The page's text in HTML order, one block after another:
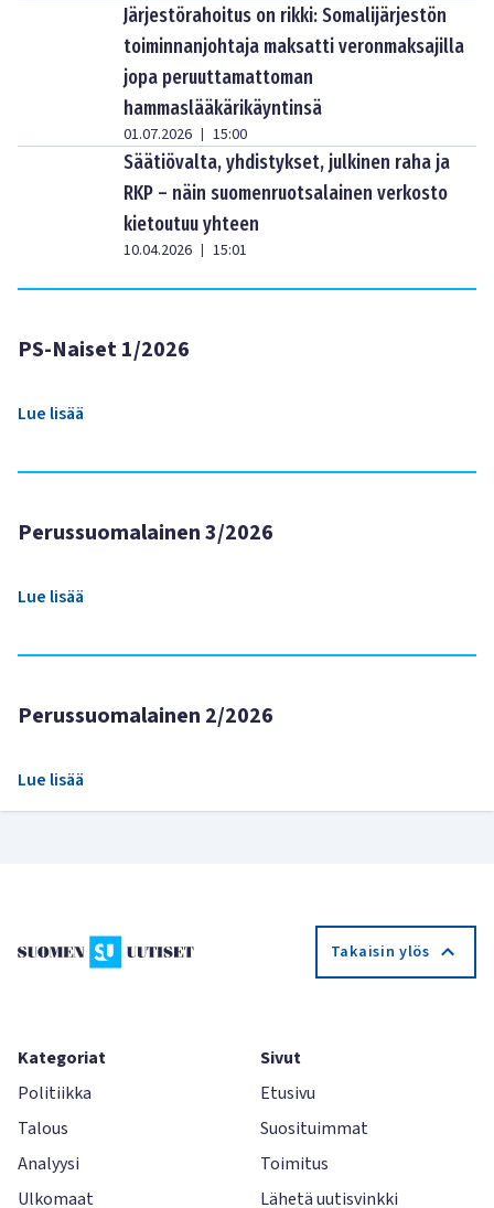
Järjestörahoitus on rikki: Somalijärjestön
toiminnanjohtaja maksatti veronmaksajilla
jopa peruuttamattoman
hammaslääkärikäyntinsä
01.07.2026 | 15:00
Säätiövalta, yhdistykset, julkinen raha ja
RKP – näin suomenruotsalainen verkosto
kietoutuu yhteen
10.04.2026 | 15:01
PS-Naiset 1/2026
Lue lisää
Perussuomalainen 3/2026
Lue lisää
Perussuomalainen 2/2026
Lue lisää
Takaisin ylös
Kategoriat
Politiikka
Talous
Analyysi
Ulkomaat
Sivut
Etusivu
Suosituimmat
Toimitus
Lähetä uutisvinkki